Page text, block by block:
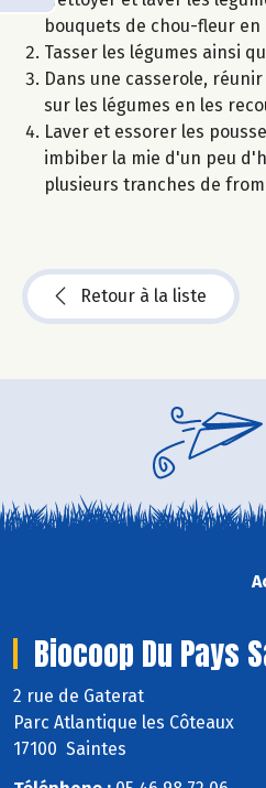
bouquets de chou-fleur
Tasser les légumes ainsi
Dans une casserole,
sur les légumes en les
Laver et essorer les
imbiber la mie d'un peu
plusieurs tranches de
Retour à la liste
Biocoop Du Pays
2 rue de Gaterat
Parc Atlantique les Côteaux
17100 Saintes